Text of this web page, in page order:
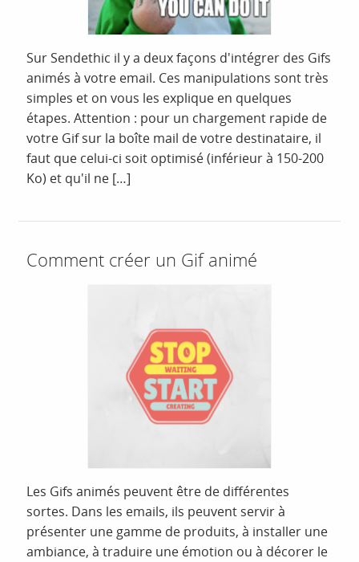
Sur Sendethic il y a deux façons d'intégrer des Gifs
animés à votre email. Ces manipulations sont très
simples et on vous les explique en quelques
étapes. Attention : pour un chargement rapide de
votre Gif sur la boîte mail de votre destinataire, il
faut que celui-ci soit optimisé (inférieur à 150-200
Ko) et qu'il ne […]
Comment créer un Gif animé
Les Gifs animés peuvent être de différentes
sortes. Dans les emails, ils peuvent servir à
présenter une gamme de produits, à installer une
ambiance, à traduire une émotion ou à décorer le